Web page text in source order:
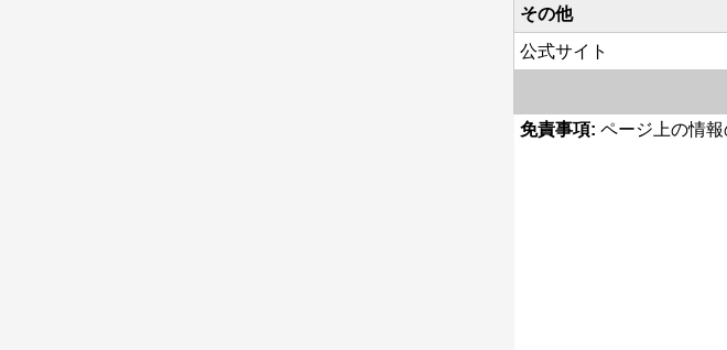
その他
公式サイト
免責事項: ページ上の情